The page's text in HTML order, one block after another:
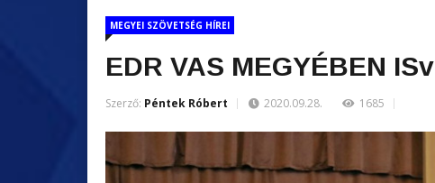
MEGYEI SZÖVETSÉG HÍREI
EDR VAS MEGYÉBEN ISv
Szerző: Péntek Róbert 2020.09.28. 1685